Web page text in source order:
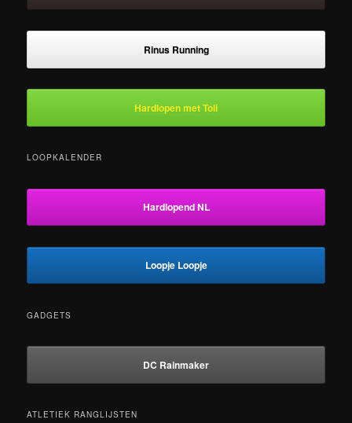
Rinus Running
Hardlopen met Toli
LOOPKALENDER
Hardlopend NL
Loopje Loopje
GADGETS
DC Rainmaker
ATLETIEK RANGLIJSTEN